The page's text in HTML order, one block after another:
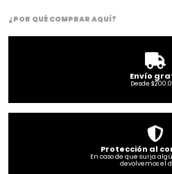
¿POR QUÉ COMPRAR AQUÍ?
Envío
Desde
Protección al
En caso de que surja
devolvemos el